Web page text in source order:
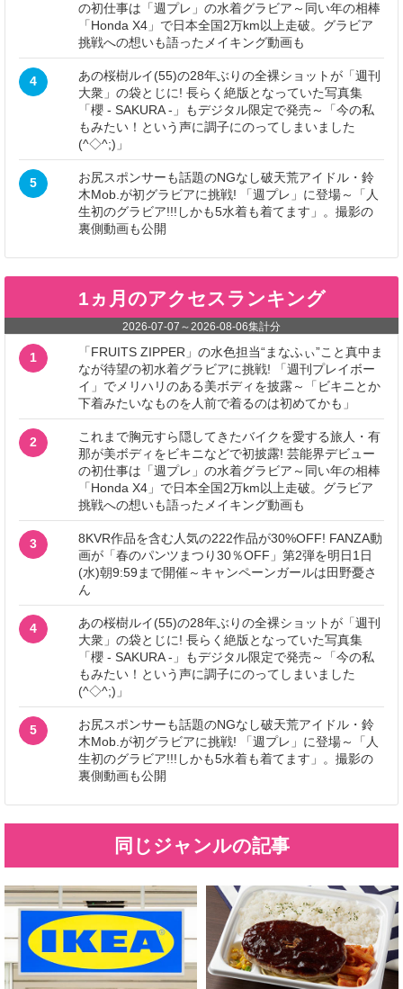
の初仕事は「週プレ」の水着グラビア～同い年の相棒
「Honda X4」で日本全国2万km以上走破。グラビア
挑戦への想いも語ったメイキング動画も
4
あの桜樹ルイ(55)の28年ぶりの全裸ショットが「週刊
大衆」の袋とじに! 長らく絶版となっていた写真集
「櫻 - SAKURA -」もデジタル限定で発売～「今の私
もみたい！という声に調子にのってしまいました
(^◇^;)」
5
お尻スポンサーも話題のNGなし破天荒アイドル・鈴
木Mob.が初グラビアに挑戦! 「週プレ」に登場～「人
生初のグラビア!!!しかも5水着も着てます」。撮影の
裏側動画も公開
1ヵ月のアクセスランキング
2026-07-07 ～2026-08-06集計分
1
「FRUITS ZIPPER」の水色担当“まなふぃ”こと真中ま
なが待望の初水着グラビアに挑戦! 「週刊プレイボー
イ」でメリハリのある美ボディを披露～「ビキニとか
下着みたいなものを人前で着るのは初めてかも」
2
これまで胸元すら隠してきたバイクを愛する旅人・有
那が美ボディをビキニなどで初披露! 芸能界デビュー
の初仕事は「週プレ」の水着グラビア～同い年の相棒
「Honda X4」で日本全国2万km以上走破。グラビア
挑戦への想いも語ったメイキング動画も
3
8KVR作品を含む人気の222作品が30%OFF! FANZA動
画が「春のパンツまつり30％OFF」第2弾を明日1日
(水)朝9:59まで開催～キャンペーンガールは田野憂さ
ん
4
あの桜樹ルイ(55)の28年ぶりの全裸ショットが「週刊
大衆」の袋とじに! 長らく絶版となっていた写真集
「櫻 - SAKURA -」もデジタル限定で発売～「今の私
もみたい！という声に調子にのってしまいました
(^◇^;)」
5
お尻スポンサーも話題のNGなし破天荒アイドル・鈴
木Mob.が初グラビアに挑戦! 「週プレ」に登場～「人
生初のグラビア!!!しかも5水着も着てます」。撮影の
裏側動画も公開
同じジャンルの記事